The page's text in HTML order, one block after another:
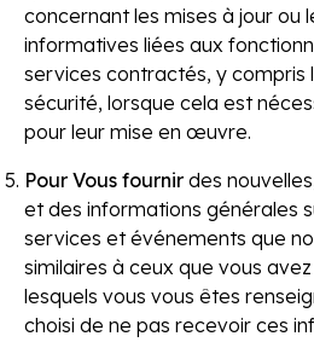
concernant les mises à jour ou
informatives liées aux
services contractés, y compris
sécurité, lorsque cela est
pour leur mise en œuvre.
Pour Vous fournir des
et des informations générales
services et événements que
similaires à ceux que vous
lesquels vous vous êtes
choisi de ne pas recevoir ces